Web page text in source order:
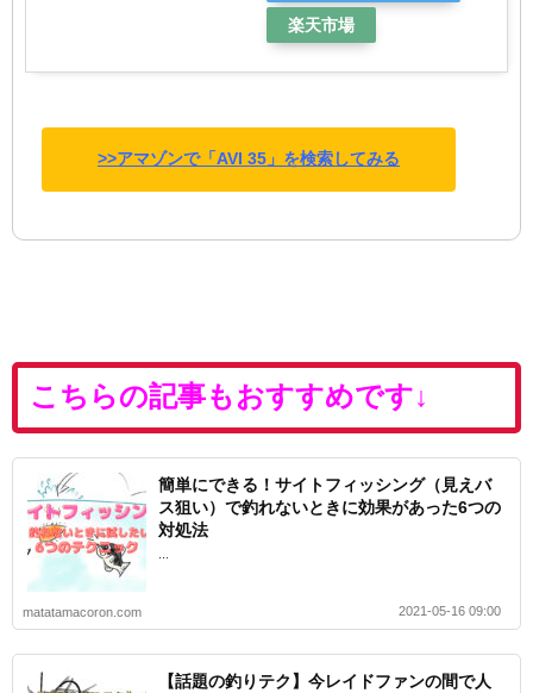
楽天市場
>>アマゾンで「AVI 35」を検索してみる
こちらの記事もおすすめです↓
簡単にできる！サイトフィッシング（見えバ
ス狙い）で釣れないときに効果があった6つの
対処法
matatamacoron.com 2021-05-16 09:00
【話題の釣りテク】今レイドファンの間で人